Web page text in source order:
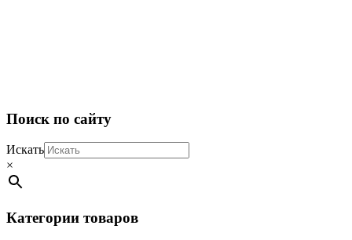
2017-
01-
02
Поиск по сайту
Искать
×
Категории товаров